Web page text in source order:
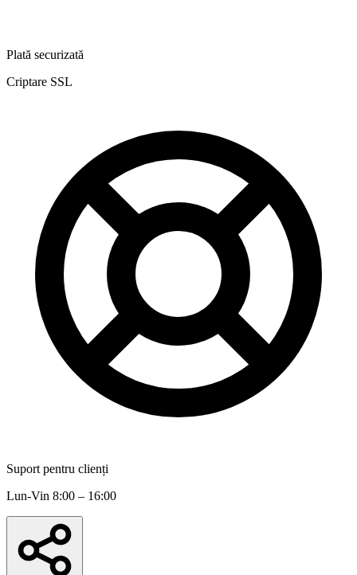
Plată securizată
Criptare SSL
Suport pentru clienți
Lun-Vin 8:00 – 16:00